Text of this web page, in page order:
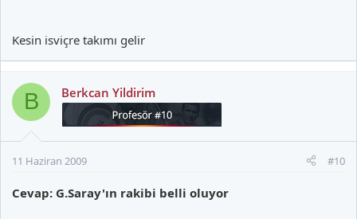
Kesin isviçre takımı gelir
B Berkcan Yildirim
11 Haziran 2009 #10
Cevap: G.Saray'ın rakibi belli oluyor